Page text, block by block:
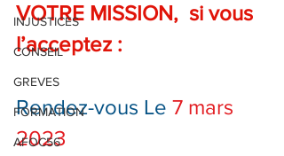
INJUSTICES
CONSEIL
GREVES
FORMATION
AFOC56
VOTRE MISSION,  si vous
l’acceptez :
Rendez-vous Le 7 mars
2023